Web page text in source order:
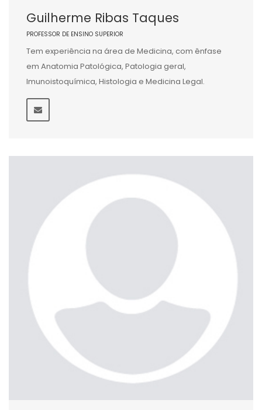
Guilherme Ribas Taques
PROFESSOR DE ENSINO SUPERIOR
Tem experiência na área de Medicina, com ênfase
em Anatomia Patológica, Patologia geral,
Imunoistoquímica, Histologia e Medicina Legal.